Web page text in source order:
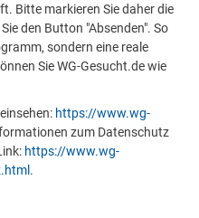
Bitte markieren Sie daher die
den Button "Absenden". So
sondern eine reale
Sie WG-Gesucht.de wie
https://www.wg-
zum Datenschutz
https://www.wg-
.